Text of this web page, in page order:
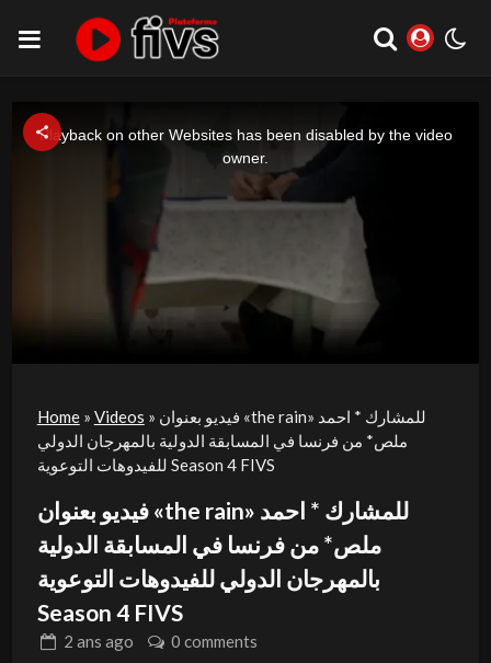
modal
window.
Playback on other Websites has been disabled by the video
owner.
Home» Videos » فيديو بعنوان «the rain» للمشارك * احمد
ملص* من فرنسا في المسابقة الدولية بالمهرجان الدولي
للفيدوهات التوعوية Season 4 FIVS
فيديو بعنوان «the rain» للمشارك * احمد
ملص* من فرنسا في المسابقة الدولية
بالمهرجان الدولي للفيدوهات التوعوية
Season 4 FIVS
2 ans ago
0 comments